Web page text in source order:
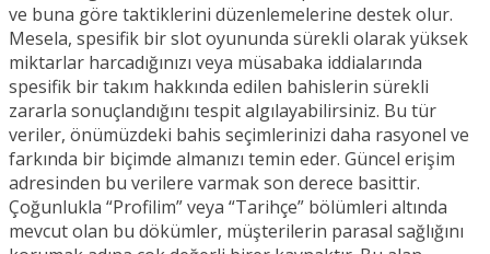
ve buna göre taktiklerini düzenlemelerine destek olur.
Mesela, spesifik bir slot oyununda sürekli olarak yüksek
miktarlar harcadığınızı veya müsabaka iddialarında
spesifik bir takım hakkında edilen bahislerin sürekli
zararla sonuçlandığını tespit algılayabilirsiniz. Bu tür
veriler, önümüzdeki bahis seçimlerinizi daha rasyonel ve
farkında bir biçimde almanızı temin eder. Güncel erişim
adresinden bu verilere varmak son derece basittir.
Çoğunlukla “Profilim” veya “Tarihçe” bölümleri altında
mevcut olan bu dökümler, müşterilerin parasal sağlığını